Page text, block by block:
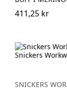
411,25 kr
SNICKERS